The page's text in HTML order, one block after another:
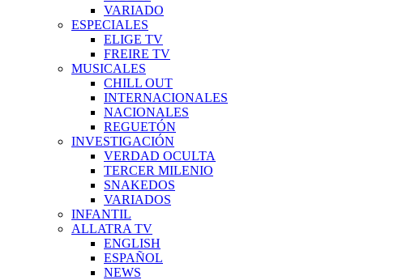
VARIADO
ESPECIALES
ELIGE TV
FREIRE TV
MUSICALES
CHILL OUT
INTERNACIONALES
NACIONALES
REGUETÓN
INVESTIGACIÓN
VERDAD OCULTA
TERCER MILENIO
SNAKEDOS
VARIADOS
INFANTIL
ALLATRA TV
ENGLISH
ESPAÑOL
NEWS